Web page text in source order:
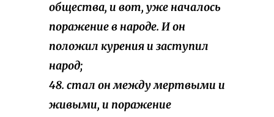
общества, и вот, уже началось
поражение в народе. И он
положил курения и заступил
народ;
48. стал он между мертвыми и
живыми, и поражение